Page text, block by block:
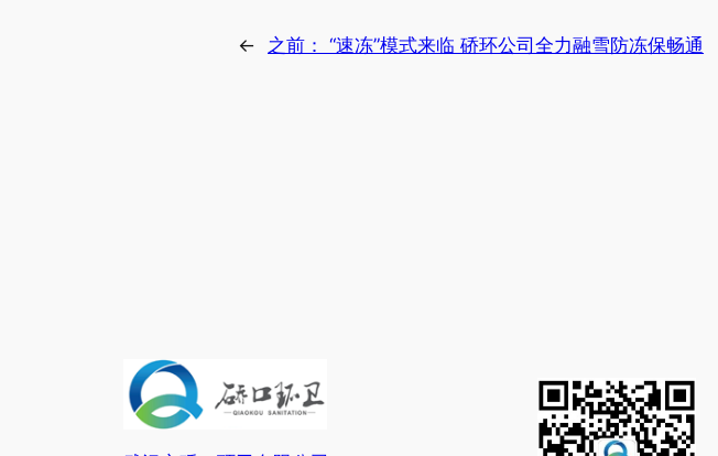
← 之前： “速冻”模式来临 硚环公司全力融雪防冻保畅通